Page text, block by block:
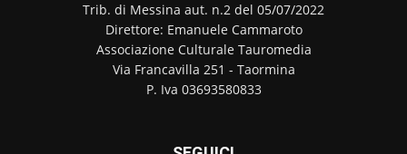
Trib. di Messina aut. n.2 del 05/07/2022
Direttore: Emanuele Cammaroto
Associazione Culturale Tauromedia
Via Francavilla 251 - Taormina
P. Iva 03693580833